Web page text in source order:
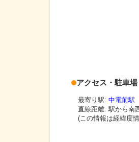
アクセス・駐車場
最寄り駅: 中電前駅
直線距離: 駅から南
(この情報は経緯度